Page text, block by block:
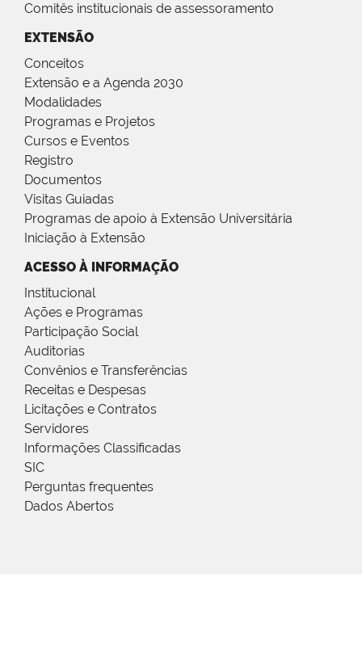
Comitês institucionais de assessoramento
EXTENSÃO
Conceitos
Extensão e a Agenda 2030
Modalidades
Programas e Projetos
Cursos e Eventos
Registro
Documentos
Visitas Guiadas
Programas de apoio à Extensão Universitária
Iniciação à Extensão
ACESSO À INFORMAÇÃO
Institucional
Ações e Programas
Participação Social
Auditorias
Convênios e Transferências
Receitas e Despesas
Licitações e Contratos
Servidores
Informações Classificadas
SIC
Perguntas frequentes
Dados Abertos